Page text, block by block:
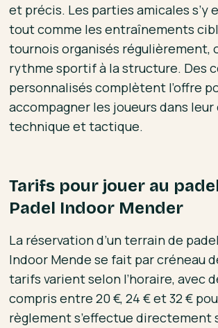
et précis. Les parties amicales s’y
tout comme les entraînements
tournois organisés régulièrement,
rythme sportif à la structure. Des
personnalisés complètent l’offre
accompagner les joueurs dans
technique et tactique.
Tarifs pour jouer au
Padel Indoor Mender
La réservation d’un terrain de
Indoor Mende se fait par créneau
tarifs varient selon l’horaire, avec
compris entre 20 €, 24 € et 32 €
règlement s’effectue directement